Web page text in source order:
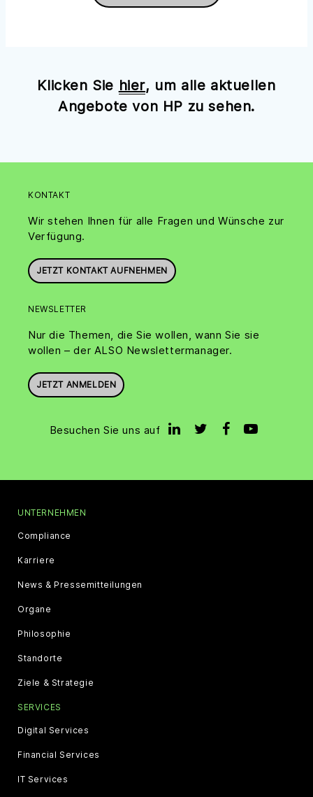
Klicken Sie hier, um alle aktuellen
Angebote von HP zu sehen.
KONTAKT
Wir stehen Ihnen für alle Fragen und Wünsche zur
Verfügung.
JETZT KONTAKT AUFNEHMEN
NEWSLETTER
Nur die Themen, die Sie wollen, wann Sie sie
wollen – der ALSO Newslettermanager.
JETZT ANMELDEN
Besuchen Sie uns auf
UNTERNEHMEN
Compliance
Karriere
News & Pressemitteilungen
Organe
Philosophie
Standorte
Ziele & Strategie
SERVICES
Digital Services
Financial Services
IT Services